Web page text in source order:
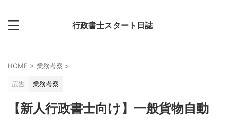
行政書士スタート日誌
HOME > 業務考察 >
広告 業務考察
【新人行政書士向け】一般貨物自動